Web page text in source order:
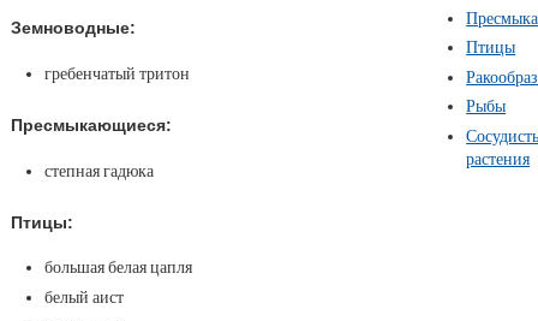
Земноводные:
гребенчатый тритон
Пресмыкающиеся:
степная гадюка
Птицы:
большая белая цапля
белый аист
Птицы
Рыбы
растения